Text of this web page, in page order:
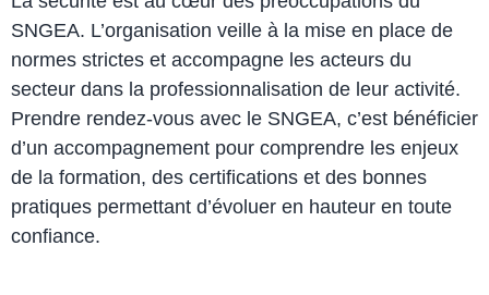
SNGEA. L’organisation veille à la mise en place de
normes strictes et accompagne les acteurs du
secteur dans la professionnalisation de leur activité.
Prendre rendez-vous avec le SNGEA, c’est bénéficier
d’un accompagnement pour comprendre les enjeux
de la formation, des certifications et des bonnes
pratiques permettant d’évoluer en hauteur en toute
confiance.